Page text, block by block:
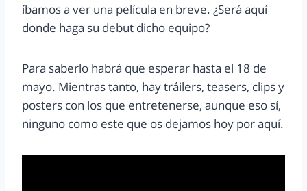
íbamos a ver una película en breve. ¿Será aquí
donde haga su debut dicho equipo?
Para saberlo habrá que esperar hasta el 18 de
mayo. Mientras tanto, hay tráilers, teasers, clips y
posters con los que entretenerse, aunque eso sí,
ninguno como este que os dejamos hoy por aquí.